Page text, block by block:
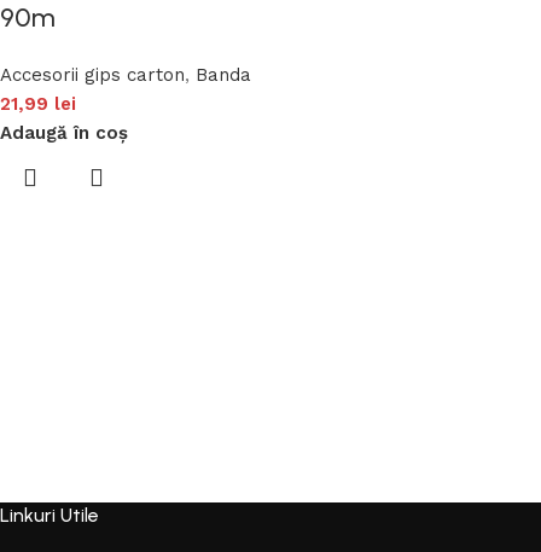
90m
Accesorii gips carton, Banda
21,99 lei
Adaugă în coș
Linkuri Utile